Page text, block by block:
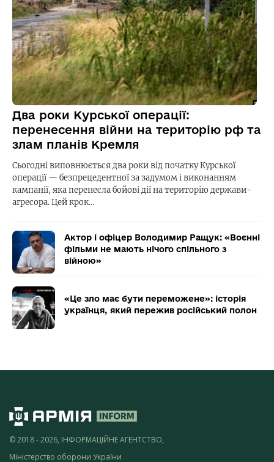
Два роки Курської операції:
перенесення війни на територію рф та
злам планів Кремля
Сьогодні виповнюється два роки від початку Курської
операції — безпрецедентної за задумом і виконанням
кампанії, яка перенесла бойові дії на територію держави-
агресора. Цей крок…
Актор і офіцер Володимир Ращук: «Воєнні
фільми не мають нічого спільного з
війною»
«Це зло має бути переможене»: історія
українця, який пережив російський полон
© 2018 - 2026, ІНФОРМАЦІЙНЕ АГЕНТСТВО,
Міністерство оборони України